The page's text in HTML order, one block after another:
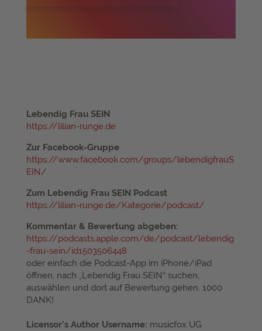
Lebendig Frau SEIN
https://lilian-runge.de
Zur Facebook-Gruppe
https://www.facebook.com/groups/lebendigfrauS
EIN/
Zum Lebendig Frau SEIN Podcast
https://lilian-runge.de/Kategorie/podcast/
Kommentar & Bewertung abgeben:
https://podcasts.apple.com/de/podcast/lebendig
-frau-sein/id1503506448
oder einfach die Podcast-App im iPhone/iPad
öffnen, nach „Lebendig Frau SEIN“ suchen,
auswählen und dort auf Bewertung gehen. 1000
DANK!
Licensor’s Author Username: musicfox UG